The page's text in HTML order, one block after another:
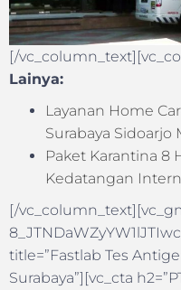
[/
Lainya:
Layanan Home
Surabaya Sidoarjo
Paket Karantina 8
Kedatangan
[/
title=”Fastlab Tes
Surabaya”][vc_cta